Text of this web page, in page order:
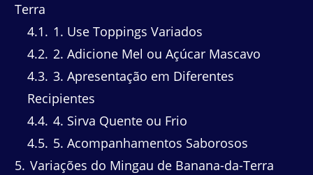
Terra
4.1
1. Use Toppings Variados
4.2 2. Adicione Mel ou Açúcar Mascavo
4.3 3. Apresentação em Diferentes
Recipientes
4.4 4. Sirva Quente ou Frio
4.5 5. Acompanhamentos Saborosos
5 Variações do Mingau de Banana-da-Terra